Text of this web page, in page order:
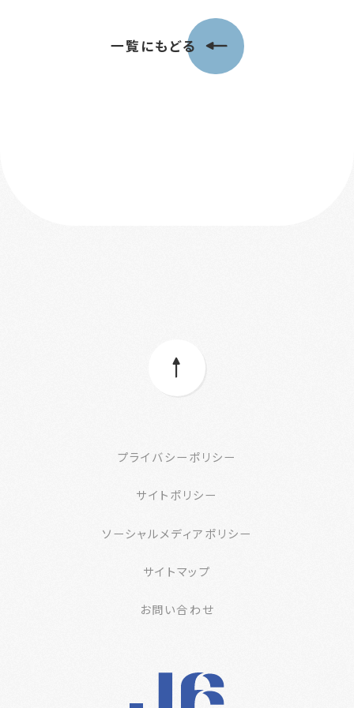
一覧にもどる
プライバシーポリシー
サイトポリシー
ソーシャルメディアポリシー
サイトマップ
お問い合わせ